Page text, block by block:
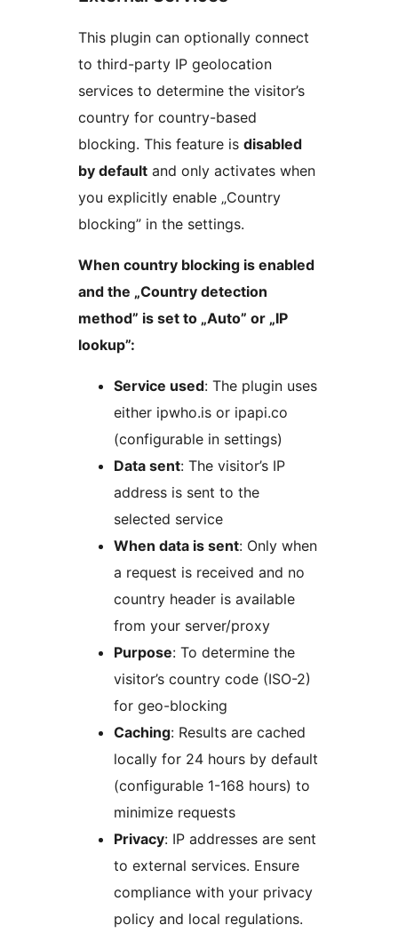
This plugin can optionally connect
to third-party IP geolocation
services to determine the visitor’s
country for country-based
blocking. This feature is disabled
by default and only activates when
you explicitly enable „Country
blocking” in the settings.
When country blocking is enabled
and the „Country detection
method” is set to „Auto” or „IP
lookup”:
Service used: The plugin uses
either ipwho.is or ipapi.co
(configurable in settings)
Data sent: The visitor’s IP
address is sent to the
selected service
When data is sent: Only when
a request is received and no
country header is available
from your server/proxy
Purpose: To determine the
visitor’s country code (ISO-2)
for geo-blocking
Caching: Results are cached
locally for 24 hours by default
(configurable 1-168 hours) to
minimize requests
Privacy: IP addresses are sent
to external services. Ensure
compliance with your privacy
policy and local regulations.